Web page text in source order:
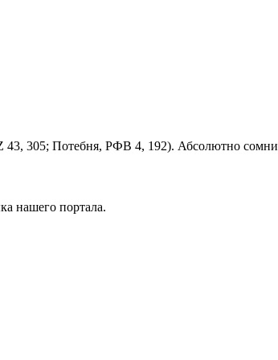
305; Потебня, РФВ 4, 192). Абсолютно
нашего портала.